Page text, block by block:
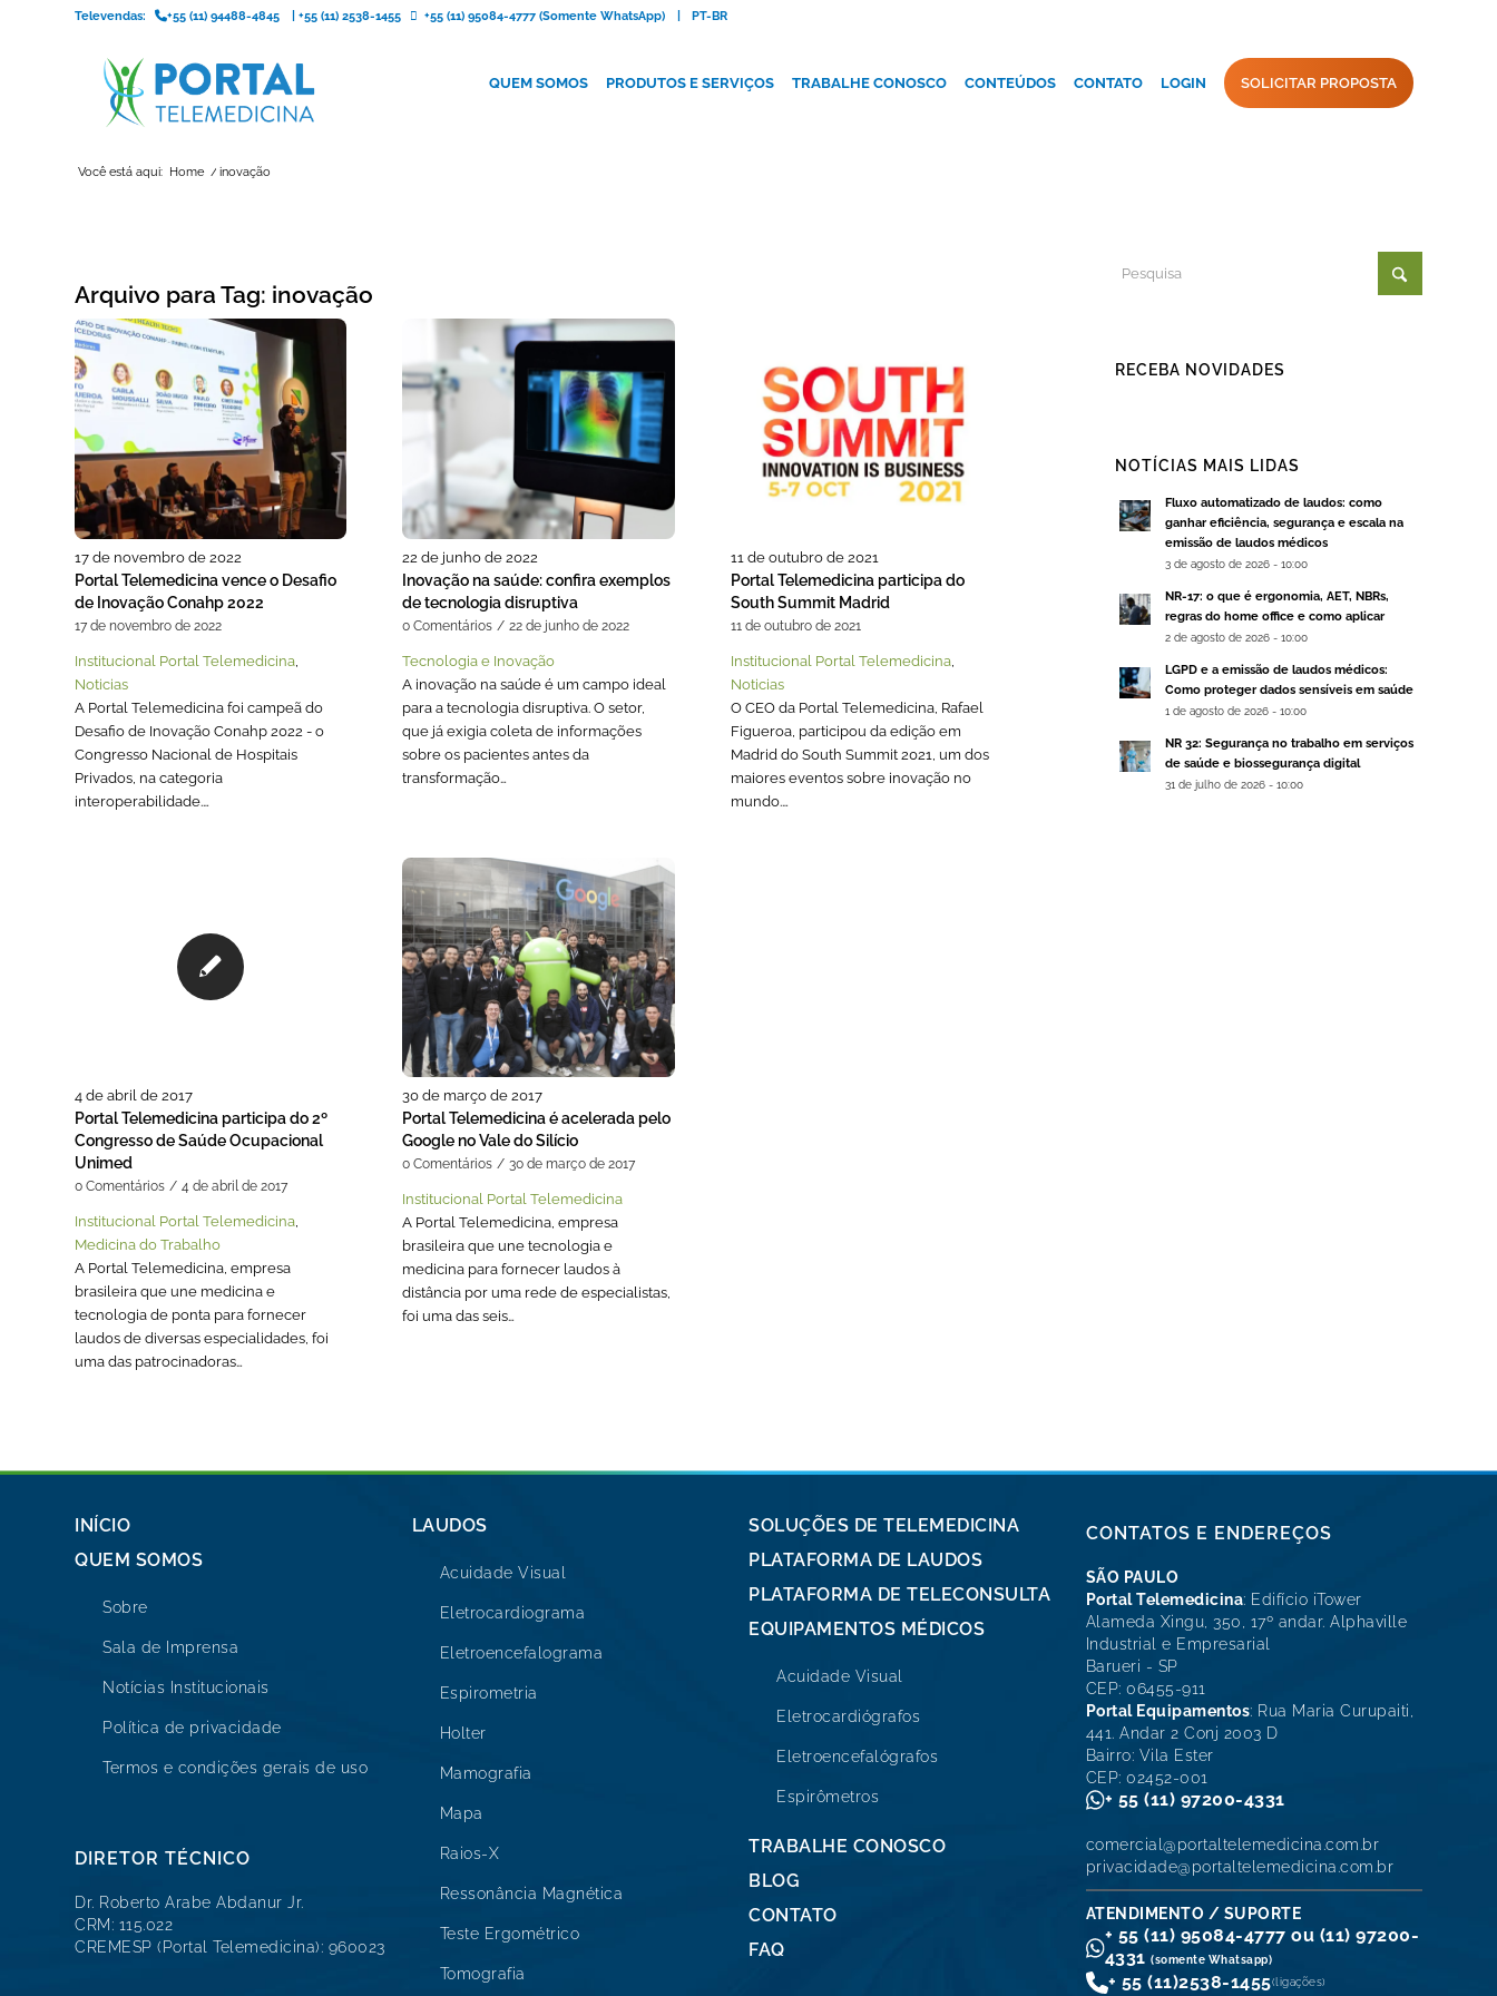
PT-BR
Televendas: +55 (11) 94488-4845 +55 (11) 2538-1455 +55 (11) 95084-4777 (Somente WhatsApp)
QUEM SOMOS PRODUTOS E SERVIÇOS TRABALHE CONOSCO CONTEÚDOS CONTATO SOLICITAR PROPOSTA
LOGIN
Você está aqui: Home / inovação
Arquivo para Tag: inovação
17 de novembro de 2022
Portal Telemedicina vence o Desafio
de Inovação Conahp 2022
17 de novembro de 2022
Institucional Portal Telemedicina
Noticias
A Portal Telemedicina foi campeã do
Desafio de Inovação Conahp 2022 - o
Congresso Nacional de Hospitais
Privados, na categoria
interoperabilidade.…
22 de junho de 2022
Inovação na saúde: confira exemplos
de tecnologia disruptiva
0 Comentários / 22 de junho de 2022
Tecnologia e Inovação
A inovação na saúde é um campo ideal
para a tecnologia disruptiva. O setor,
que já exigia coleta de informações
sobre os pacientes antes da
transformação…
11 de outubro de 2021
Portal Telemedicina participa do
South Summit Madrid
11 de outubro de 2021
Institucional Portal Telemedicina,
Noticias
O CEO da Portal Telemedicina, Rafael
Figueroa, participou da edição em
Madrid do South Summit 2021, um dos
maiores eventos sobre inovação no
mundo.…
4 de abril de 2017
Portal Telemedicina participa do 2º
Congresso de Saúde Ocupacional
Unimed
0 Comentários / 4 de abril de 2017
Institucional Portal Telemedicina,
Medicina do Trabalho
A Portal Telemedicina, empresa
brasileira que une medicina e
tecnologia de ponta para fornecer
laudos de diversas especialidades, foi
uma das patrocinadoras…
30 de março de 2017
Portal Telemedicina é acelerada pelo
Google no Vale do Silício
0 Comentários / 30 de março de 2017
Institucional Portal Telemedicina
A Portal Telemedicina, empresa
brasileira que une tecnologia e
medicina para fornecer laudos à
distância por uma rede de especialistas,
foi uma das seis…
RECEBA NOVIDADES
NOTÍCIAS MAIS LIDAS
Fluxo automatizado de laudos: como
ganhar eficiência, segurança e escala na
emissão de laudos médicos
3 de agosto de 2026 - 10:00
NR-17: o que é ergonomia, AET, NBRs,
regras do home office e como aplicar
2 de agosto de 2026 - 10:00
LGPD e a emissão de laudos médicos:
Como proteger dados sensíveis em saúde
1 de agosto de 2026 - 10:00
NR 32: Segurança no trabalho em serviços
de saúde e biossegurança digital
31 de julho de 2026 - 10:00
INÍCIO
QUEM SOMOS
Sobre
Sala de Imprensa
Notícias Institucionais
Política de privacidade
Termos e condições gerais de uso
DIRETOR TÉCNICO
Dr. Roberto Arabe Abdanur Jr.
CRM: 115.022
CREMESP (Portal Telemedicina): 960023
LAUDOS
Acuidade Visual
Eletrocardiograma
Eletroencefalograma
Espirometria
Holter
Mamografia
Mapa
Raios-X
Ressonância Magnética
Teste Ergométrico
Tomografia
SOLUÇÕES DE TELEMEDICINA
PLATAFORMA DE LAUDOS
PLATAFORMA DE TELECONSULTA
EQUIPAMENTOS MÉDICOS
Acuidade Visual
Eletrocardiógrafos
Eletroencefalógrafos
Espirômetros
TRABALHE CONOSCO
BLOG
CONTATO
FAQ
CONTATOS E ENDEREÇOS
SÃO PAULO
Portal Telemedicina: Edifício iTower
Alameda Xingu, 350, 17º andar. Alphaville
Industrial e Empresarial
Barueri - SP
CEP: 06455-911
Portal Equipamentos: Rua Maria Curupaiti,
441. Andar 2 Conj 2003 D
Bairro: Vila Ester
CEP: 02452-001
+ 55 (11) 97200-4331
comercial@portaltelemedicina.com.br
privacidade@portaltelemedicina.com.br
ATENDIMENTO / SUPORTE
+ 55 (11) 95084-4777 ou (11) 97200-
4331(somente Whatsapp)
+ 55 (11)2538-1455(ligações)